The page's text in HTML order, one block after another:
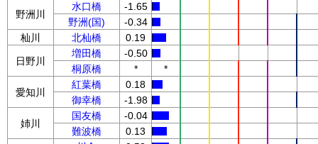
野洲川
水口橋
-1.65
野洲(国)
-0.34
杣川
北杣橋 0.19
日野川
増田橋
-0.50
桐原橋
* *
愛知川
紅葉橋
0.18
御幸橋
-1.98
姉川
国友橋
-0.04
難波橋
0.13